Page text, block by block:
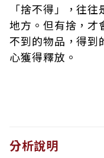
「捨不得」，往
地方。但有捨，才
不到的物品，得到
心獲得釋放。
分析說明